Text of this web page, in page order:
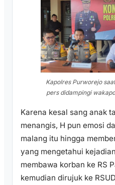
Kapolres Purworejo
pers didampingi
Karena kesal sang anak
menangis, H pun emosi
malang itu hingga
yang mengetahui
membawa korban ke RS
kemudian dirujuk ke